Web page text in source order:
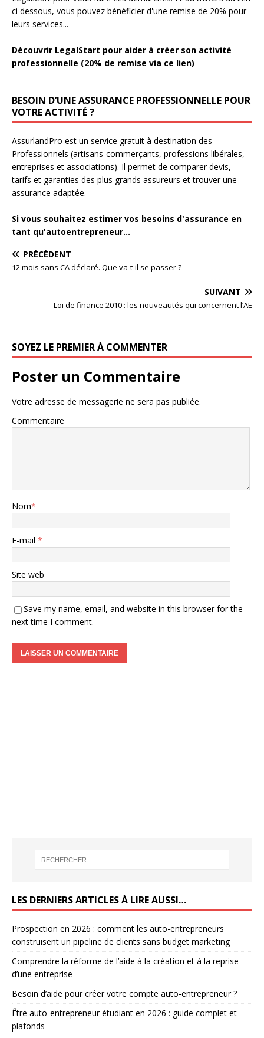
ci dessous, vous pouvez bénéficier d'une remise de 20% pour
leurs services...
Découvrir LegalStart pour aider à créer son activité
professionnelle (20% de remise via ce lien)
BESOIN D’UNE ASSURANCE PROFESSIONNELLE POUR
VOTRE ACTIVITÉ ?
AssurlandPro est un service gratuit à destination des
Professionnels (artisans-commerçants, professions libérales,
entreprises et associations). Il permet de comparer devis,
tarifs et garanties des plus grands assureurs et trouver une
assurance adaptée.
Si vous souhaitez estimer vos besoins d'assurance en
tant qu'autoentrepreneur...
PRÉCÉDENT
12 mois sans CA déclaré. Que va-t-il se passer ?
SUIVANT
Loi de finance 2010 : les nouveautés qui concernent l’AE
SOYEZ LE PREMIER À COMMENTER
Poster un Commentaire
Votre adresse de messagerie ne sera pas publiée.
Commentaire
Nom*
E-mail *
Site web
Save my name, email, and website in this browser for the
next time I comment.
LES DERNIERS ARTICLES À LIRE AUSSI…
Prospection en 2026 : comment les auto-entrepreneurs
construisent un pipeline de clients sans budget marketing
Comprendre la réforme de l’aide à la création et à la reprise
d’une entreprise
Besoin d’aide pour créer votre compte auto-entrepreneur ?
Être auto-entrepreneur étudiant en 2026 : guide complet et
plafonds